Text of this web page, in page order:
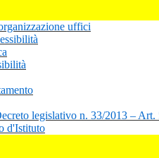
uffici
legislativo n. 33/2013 – Art.
d'Istituto